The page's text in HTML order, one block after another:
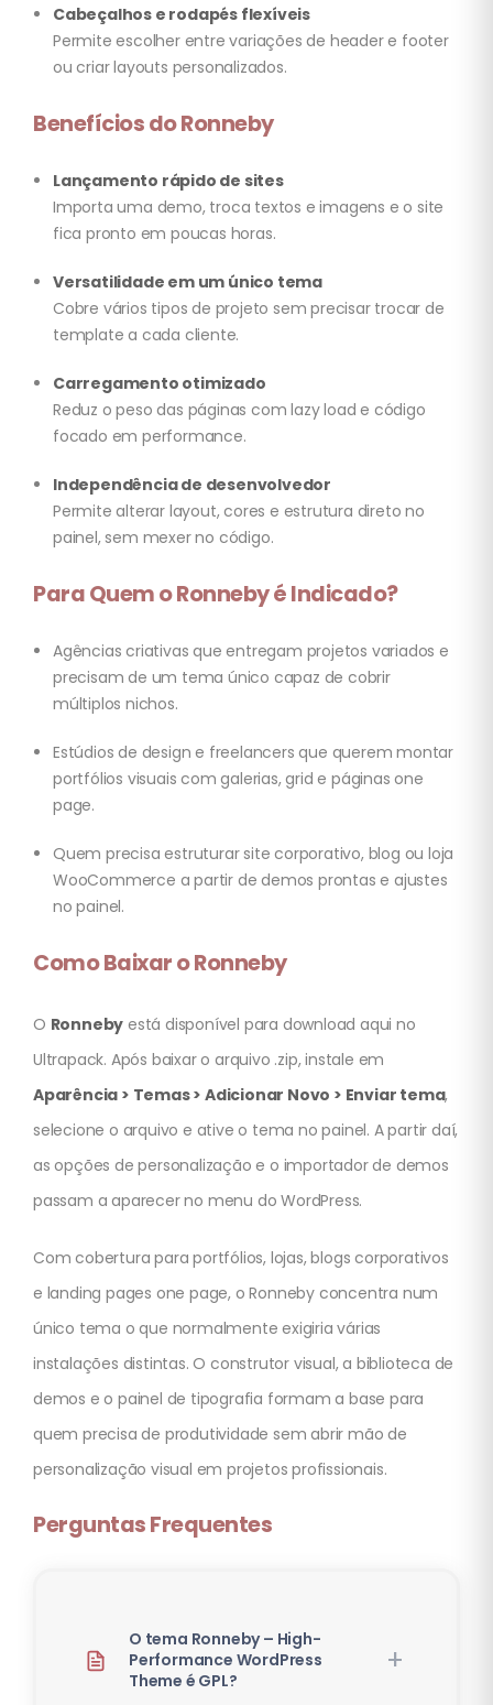
Cabeçalhos e rodapés flexíveis
Permite escolher entre variações de header e footer
ou criar layouts personalizados.
Benefícios do Ronneby
Lançamento rápido de sites
Importa uma demo, troca textos e imagens e o site
fica pronto em poucas horas.
Versatilidade em um único tema
Cobre vários tipos de projeto sem precisar trocar de
template a cada cliente.
Carregamento otimizado
Reduz o peso das páginas com lazy load e código
focado em performance.
Independência de desenvolvedor
Permite alterar layout, cores e estrutura direto no
painel, sem mexer no código.
Para Quem o Ronneby é Indicado?
Agências criativas que entregam projetos variados e
precisam de um tema único capaz de cobrir
múltiplos nichos.
Estúdios de design e freelancers que querem montar
portfólios visuais com galerias, grid e páginas one
page.
Quem precisa estruturar site corporativo, blog ou loja
WooCommerce a partir de demos prontas e ajustes
no painel.
Como Baixar o Ronneby
O Ronneby está disponível para download aqui no
Ultrapack. Após baixar o arquivo .zip, instale em
Aparência > Temas > Adicionar Novo > Enviar tema,
selecione o arquivo e ative o tema no painel. A partir daí,
as opções de personalização e o importador de demos
passam a aparecer no menu do WordPress.
Com cobertura para portfólios, lojas, blogs corporativos
e landing pages one page, o Ronneby concentra num
único tema o que normalmente exigiria várias
instalações distintas. O construtor visual, a biblioteca de
demos e o painel de tipografia formam a base para
quem precisa de produtividade sem abrir mão de
personalização visual em projetos profissionais.
Perguntas Frequentes
O tema Ronneby – High-
Performance WordPress
Theme é GPL?